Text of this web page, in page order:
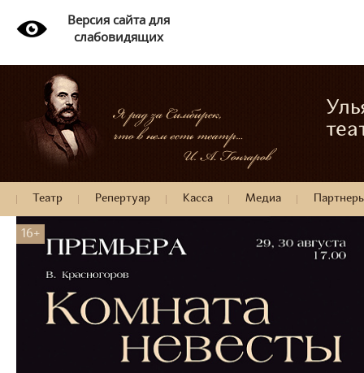
Версия сайта для
слабовидящих
Театр Репертуар Касса Медиа
16+